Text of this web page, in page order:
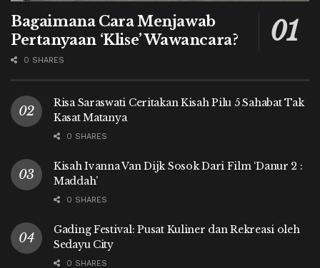
Bagaimana Cara Menjawab
Pertanyaan ‘Klise’ Wawancara?
0 SHARES
Risa Saraswati Ceritakan Kisah Pilu 5 Sahabat Tak
Kasat Matanya
0 SHARES
Kisah Ivanna Van Dijk Sosok Dari Film ‘Danur 2 :
Maddah’
0 SHARES
Gading Festival: Pusat Kuliner dan Rekreasi oleh
Sedayu City
0 SHARES